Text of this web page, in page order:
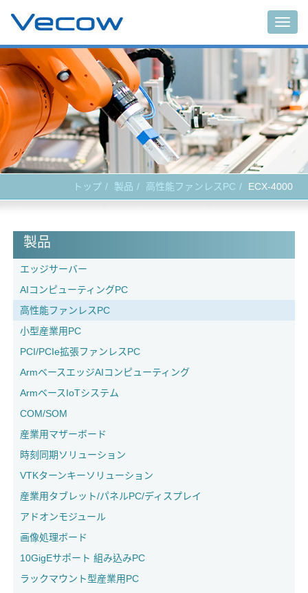
トップ 製品 高性能ファンレスPC ECX-4000
製品
エッジサーバー
AIコンピューティングPC
高性能ファンレスPC
小型産業用PC
PCI/PCIe拡張ファンレスPC
ArmベースエッジAIコンピューティング
ArmベースIoTシステム
COM/SOM
産業用マザーボード
時刻同期ソリューション
VTKターンキーソリューション
産業用タブレット/パネルPC/ディスプレイ
アドオンモジュール
画像処理ボード
10GigEサポート 組み込みPC
ラックマウント型産業用PC